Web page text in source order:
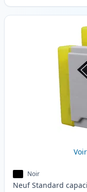
Noir
Neuf Standard